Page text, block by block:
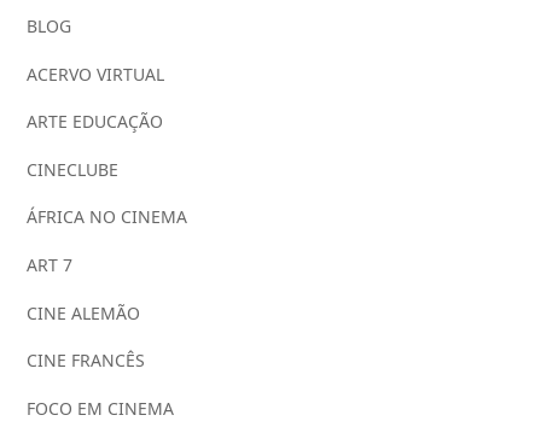
BLOG
ACERVO VIRTUAL
ARTE EDUCAÇÃO
CINECLUBE
ÁFRICA NO CINEMA
ART 7
CINE ALEMÃO
CINE FRANCÊS
FOCO EM CINEMA